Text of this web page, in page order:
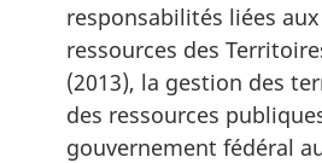
responsabilités liées
ressources des
(2013), la gestion des
des ressources
gouvernement fédéral